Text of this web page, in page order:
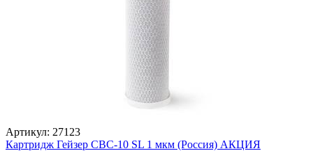
Артикул: 27123
Картридж Гейзер CBC-10 SL 1 мкм (Россия) АКЦИЯ